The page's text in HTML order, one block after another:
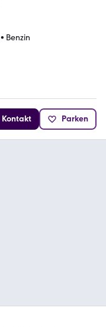
• Benzin
Kontakt Parken